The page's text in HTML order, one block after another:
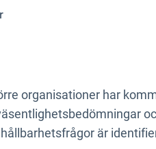
delar sina perspektiv
organisationer har
är